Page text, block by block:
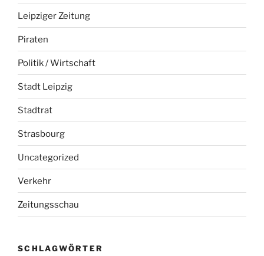
Leipziger Zeitung
Piraten
Politik / Wirtschaft
Stadt Leipzig
Stadtrat
Strasbourg
Uncategorized
Verkehr
Zeitungsschau
SCHLAGWÖRTER